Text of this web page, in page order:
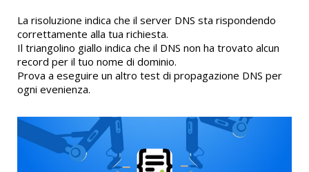
La risoluzione indica che il server DNS sta rispondendo
correttamente alla tua richiesta.
Il triangolino giallo indica che il DNS non ha trovato alcun
record per il tuo nome di dominio.
Prova a eseguire un altro test di propagazione DNS per
ogni evenienza.